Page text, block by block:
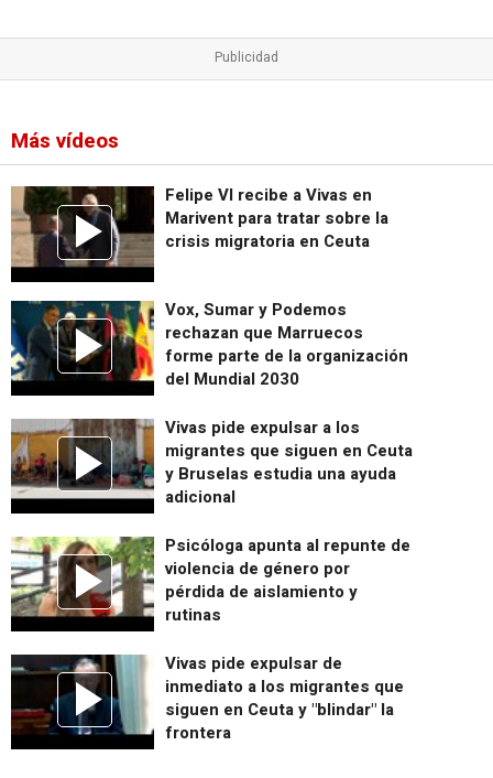
Más vídeos
Felipe VI recibe a Vivas en
Marivent para tratar sobre la
crisis migratoria en Ceuta
Vox, Sumar y Podemos
rechazan que Marruecos
forme parte de la organización
del Mundial 2030
Vivas pide expulsar a los
migrantes que siguen en Ceuta
y Bruselas estudia una ayuda
adicional
Psicóloga apunta al repunte de
violencia de género por
pérdida de aislamiento y
rutinas
Vivas pide expulsar de
inmediato a los migrantes que
siguen en Ceuta y "blindar" la
frontera